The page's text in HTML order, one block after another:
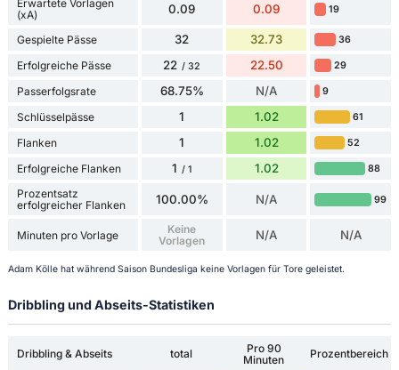
Erwartete Vorlagen
(xA)
0.09 0.09 19
Gespielte Pässe 32 32.73 36
Erfolgreiche Pässe 22 / 32 22.50 29
Passerfolgsrate 68.75% N/A 9
Schlüsselpässe 1 1.02 61
Flanken 1 1.02 52
Erfolgreiche Flanken 1 / 1 1.02 88
Prozentsatz
erfolgreicher Flanken
100.00% N/A 99
Minuten pro Vorlage
Keine
Vorlagen
N/A N/A
Adam Kölle hat während Saison Bundesliga keine Vorlagen für Tore geleistet.
Dribbling und Abseits-Statistiken
Dribbling & Abseits total
Pro 90
Minuten
Prozentbereich